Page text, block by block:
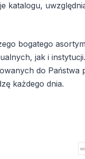
katalogu,
bogatego
jak i
do
każdego dnia.